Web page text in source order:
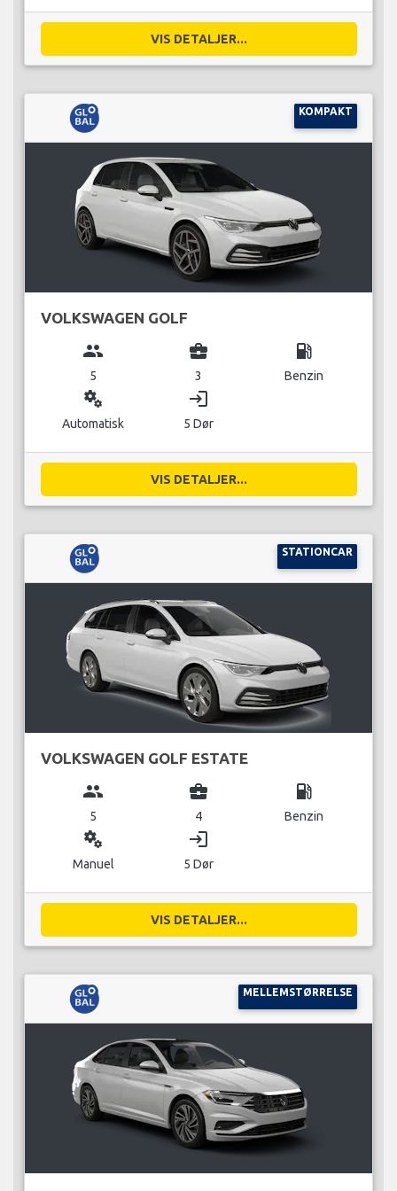
VIS DETALJER...
KOMPAKT
VOLKSWAGEN GOLF
group
5
business_center
3
local_gas_station
Benzin
miscellaneous_services
Automatisk
login
5 Dør
VIS DETALJER...
STATIONCAR
VOLKSWAGEN GOLF ESTATE
group
5
business_center
4
local_gas_station
Benzin
miscellaneous_services
Manuel
login
5 Dør
VIS DETALJER...
MELLEMSTØRRELSE